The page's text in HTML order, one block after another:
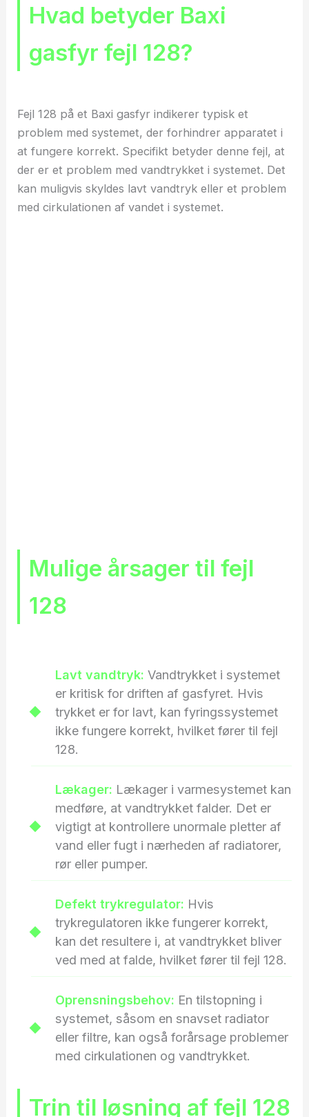
Hvad betyder Baxi
gasfyr fejl 128?
Fejl 128 på et Baxi gasfyr indikerer typisk et
problem med systemet, der forhindrer apparatet i
at fungere korrekt. Specifikt betyder denne fejl, at
der er et problem med vandtrykket i systemet. Det
kan muligvis skyldes lavt vandtryk eller et problem
med cirkulationen af vandet i systemet.
Mulige årsager til fejl
128
Lavt vandtryk: Vandtrykket i systemet
er kritisk for driften af gasfyret. Hvis
trykket er for lavt, kan fyringssystemet
ikke fungere korrekt, hvilket fører til fejl
128.
Lækager: Lækager i varmesystemet kan
medføre, at vandtrykket falder. Det er
vigtigt at kontrollere unormale pletter af
vand eller fugt i nærheden af radiatorer,
rør eller pumper.
Defekt trykregulator: Hvis
trykregulatoren ikke fungerer korrekt,
kan det resultere i, at vandtrykket bliver
ved med at falde, hvilket fører til fejl 128.
Oprensningsbehov: En tilstopning i
systemet, såsom en snavset radiator
eller filtre, kan også forårsage problemer
med cirkulationen og vandtrykket.
Trin til løsning af fejl 128